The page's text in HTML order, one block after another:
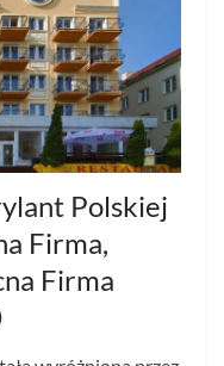
Polskiej
Firma,
Firma